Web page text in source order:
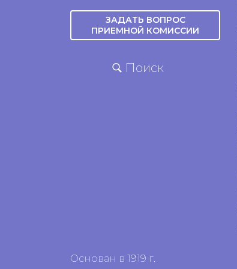
ЗАДАТЬ ВОПРОС
ПРИЕМНОЙ КОМИССИИ
Поиск
Основан в 1919 г.